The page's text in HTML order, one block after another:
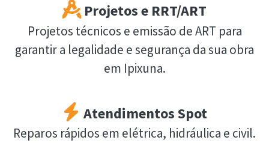
Projetos e RRT/ART
Projetos técnicos e emissão de ART para
garantir a legalidade e segurança da sua obra
em Ipixuna.
Atendimentos Spot
Reparos rápidos em elétrica, hidráulica e civil.